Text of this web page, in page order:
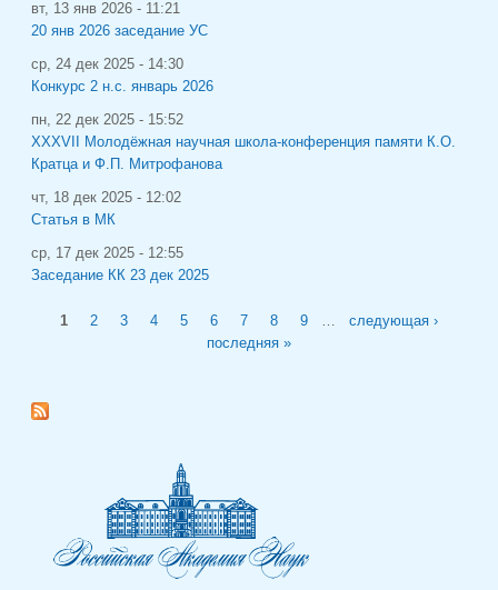
вт, 13 янв 2026 - 11:21
20 янв 2026 заседание УС
ср, 24 дек 2025 - 14:30
Конкурс 2 н.с. январь 2026
пн, 22 дек 2025 - 15:52
XXXVII Молодёжная научная школа-конференция памяти К.О.
Кратца и Ф.П. Митрофанова
чт, 18 дек 2025 - 12:02
Статья в МК
ср, 17 дек 2025 - 12:55
Заседание КК 23 дек 2025
Страницы
1 2 3 4 5 6 7 8 9 …
следующая ›
последняя »